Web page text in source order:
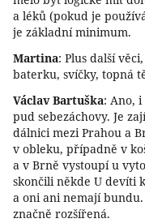
a léků (pokud je
je základní minimum.
Martina: Plus další
baterku, svíčky, topná
Václav Bartuška: Ano,
pud sebezáchovy. Je
dálnici mezi Prahou a
v obleku, případně v
a v Brně vystoupí u
skončili někde U devíti
a oni ani nemají
značně rozšířená.